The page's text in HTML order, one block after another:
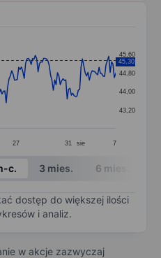
points.
categories.
values. Data
27 31 sie 7
43,20
44,00
44,80
45,60
45,30
c. 3 mies. 6 mies.
dostęp do większej ilości
i analiz.
w akcje zazwyczaj